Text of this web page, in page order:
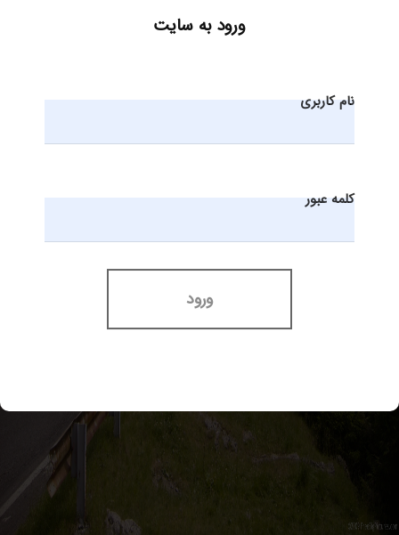
ورود به سایت
نام کاربری
کلمه عبور
ورود